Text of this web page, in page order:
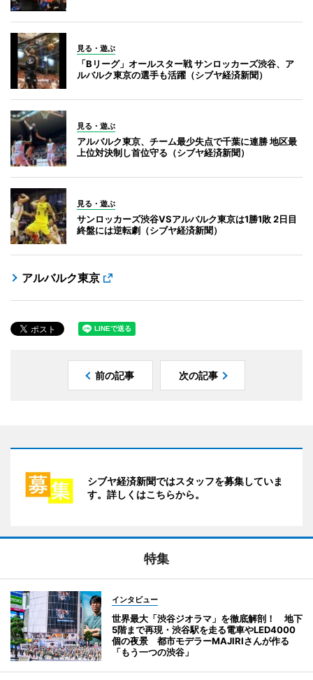
見る・遊ぶ
「Bリーグ」オールスター戦 サンロッカーズ渋谷、ア
ルバルク東京の選手も活躍（シブヤ経済新聞）
見る・遊ぶ
アルバルク東京、チーム最少失点で千葉に連勝 地区最
上位対決制し首位守る（シブヤ経済新聞）
見る・遊ぶ
サンロッカーズ渋谷VSアルバルク東京は1勝1敗 2日目
終盤には逆転劇（シブヤ経済新聞）
アルバルク東京
前の記事 次の記事
シブヤ経済新聞ではスタッフを募集していま
す。詳しくはこちらから。
特集
インタビュー
世界最大「渋谷ジオラマ」を徹底解剖！ 地下
5階まで再現・渋谷駅を走る電車やLED4000
個の夜景 都市モデラーMAJIRIさんが作る
「もう一つの渋谷」